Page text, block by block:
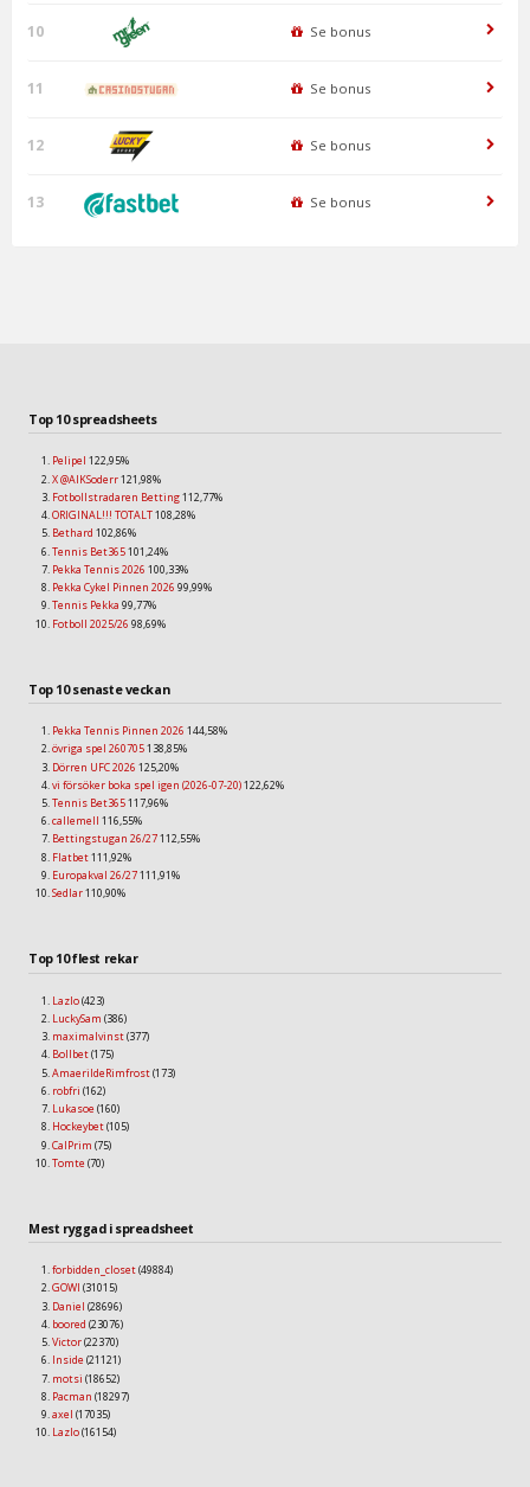
10 Se bonus
11 Se bonus
12 Se bonus
13 Se bonus
Top 10 spreadsheets
Pelipel 122,95%
X @AIKSoderr121,98%
Fotbollstradaren Betting112,77%
ORIGINAL!!! TOTALT108,28%
Bethard 102,86%
Tennis Bet365101,24%
Pekka Tennis 2026 100,33%
Pekka Cykel Pinnen 2026 99,99%
Tennis Pekka 99,77%
Fotboll 2025/26 98,69%
Top 10 senaste veckan
Pekka Tennis Pinnen 2026 144,58%
övriga spel 260705138,85%
Dörren UFC 2026 125,20%
vi försöker boka spel igen (2026-07-20)122,62%
Tennis Bet365117,96%
callemell 116,55%
Bettingstugan 26/27112,55%
Flatbet111,92%
Europakval 26/27111,91%
Sedlar110,90%
Top 10 flest rekar
Lazlo(423)
LuckySam (386)
maximalvinst(377)
Bollbet(175)
AmaerildeRimfrost(173)
robfri (162)
Lukasoe (160)
Hockeybet(105)
CalPrim (75)
Tomte (70)
Mest ryggad i spreadsheet
forbidden_closet(49884)
GOWI (31015)
Daniel (28696)
boored (23076)
Victor(22370)
Inside (21121)
motsi (18652)
Pacman (18297)
axel (17035)
Lazlo(16154)